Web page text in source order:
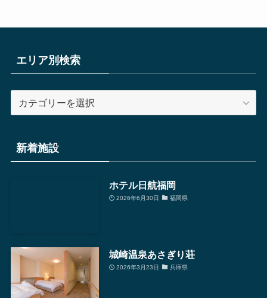
エリア別検索
リ
別
検
新着施設
ホテル日航福岡
2026年6月30日 福岡県
城崎温泉あさぎり荘
2026年3月23日 兵庫県